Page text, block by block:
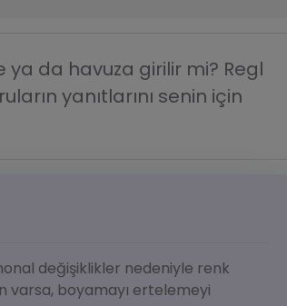
ya da havuza girilir mi? Regl
yanıtlarını senin için
değişiklikler nedeniyle renk
varsa, boyamayı ertelemeyi